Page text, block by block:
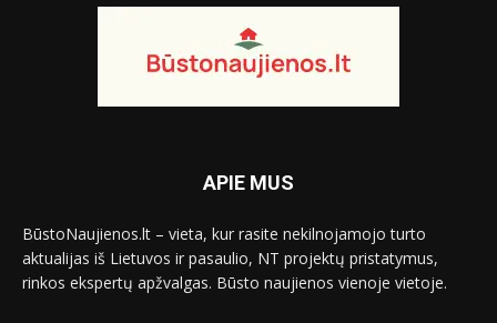
APIE MUS
BūstoNaujienos.lt – vieta, kur rasite nekilnojamojo turto
aktualijas iš Lietuvos ir pasaulio, NT projektų pristatymus,
rinkos ekspertų apžvalgas. Būsto naujienos vienoje vietoje.